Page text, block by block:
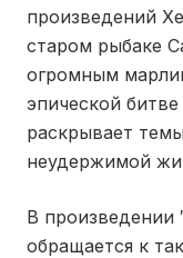
произведений
старом рыбаке
огромным
эпической
раскрывает
неудержимой
В произведении
обращается к